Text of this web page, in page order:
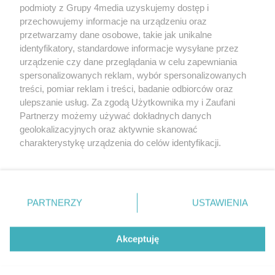
Wydawcąhalorzeszow.pljest:
STOWARZYSZENIE INICJATYW SPOŁECZNYCH PERSPEKTYWA
Adres do korespondencji:
ul. Piastów 3/2035-077 Rzeszów
kontakt@halorzeszow.pl
Redakcja Reklama Kontakt
Patronat medialny
Regulamin portalu
Polityka prywatności
Instagram.com
Tiktok.comYoutube.com
przygotowany przez
podmioty z Grupy 4media uzyskujemy dostęp i
przechowujemy informacje na urządzeniu oraz
przetwarzamy dane osobowe, takie jak unikalne
identyfikatory, standardowe informacje wysyłane przez
urządzenie czy dane przeglądania w celu zapewniania
spersonalizowanych reklam, wybór spersonalizowanych
treści, pomiar reklam i treści, badanie odbiorców oraz
ulepszanie usług. Za zgodą Użytkownika my i Zaufani
Partnerzy możemy używać dokładnych danych
geolokalizacyjnych oraz aktywnie skanować
charakterystykę urządzenia do celów identyfikacji.
zmienić/wycofać klikając przycisk ustawień prywatności
znajdujący się w lewym dolnym rogu strony
. Niektóre
użytkownika, ale masz prawo sprzeciwić się takiemu
przetwarzaniu. Preferencje będą miały zastosowania tylko
PARTNERZY USTAWIENIA
Akceptuję